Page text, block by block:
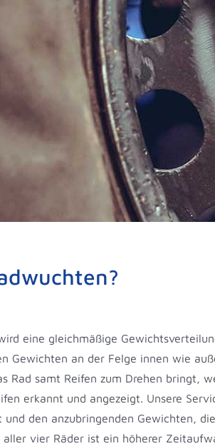
eine gleichmäßige
Gewichten an der Felge innen wie
Rad samt Reifen zum Drehen bringt,
erkannt und angezeigt. Unsere
und den anzubringenden Gewichten,
aller vier Räder ist ein höherer